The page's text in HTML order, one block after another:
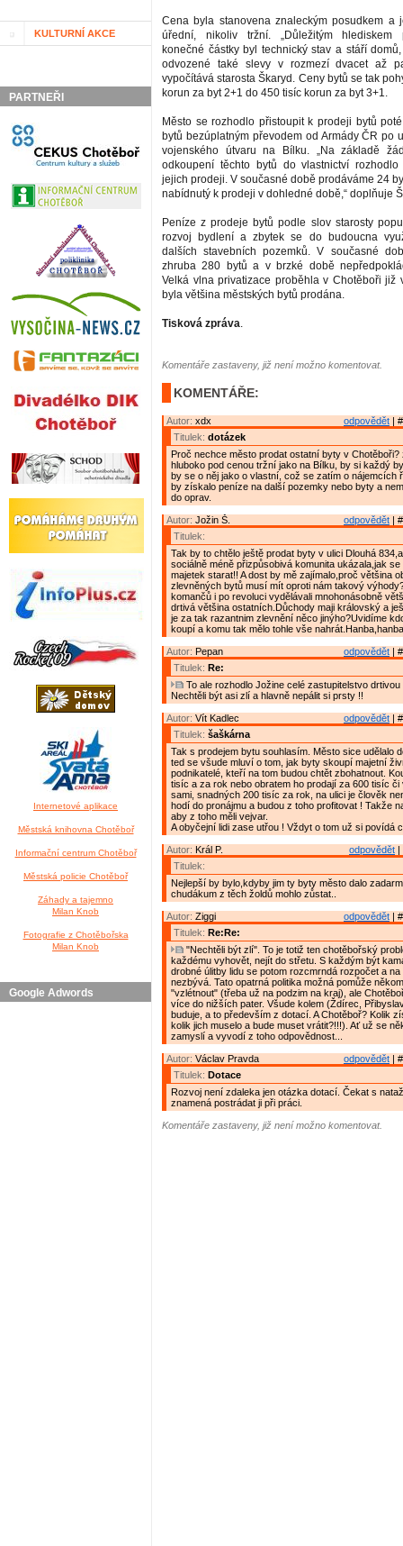
KULTURNÍ AKCE
PARTNEŘI
Internetové aplikace
Městská knihovna Chotěboř
Informační centrum Chotěboř
Městská policie Chotěboř
Záhady a tajemno
Milan Knob
Fotografie z Chotěbořska
Milan Knob
Google Adwords
Cena byla stanovena znaleckým posudkem a
úřední, nikoliv tržní. „Důležitým hlediskem
konečné částky byl technický stav a stáří
odvozené také slevy v rozmezí dvacet až
vypočítává starosta Škaryd. Ceny bytů se tak
korun za byt 2+1 do 450 tisíc korun za byt 3+1.
Město se rozhodlo přistoupit k prodeji bytů
bytů bezúplatným převodem od Armády ČR po
vojenského útvaru na Bílku. „Na základě
odkoupení těchto bytů do vlastnictví rozhodlo
jejich prodeji. V současné době prodáváme 24
nabídnutý k prodeji v dohledné době,“ doplňuje
Peníze z prodeje bytů podle slov starosty
rozvoj bydlení a zbytek se do budoucna
dalších stavebních pozemků. V současné
zhruba 280 bytů a v brzké době
Velká vlna privatizace proběhla v Chotěboři již
byla většina městských bytů prodána.
Tisková zpráva.
Komentáře zastaveny, již není možno komentovat.
KOMENTÁŘE:
odpovědět |
Autor: xdx
Titulek: dotázek
Proč nechce město prodat ostatní byty v Chotěboři?
hluboko pod cenou tržní jako na Bílku, by si každý
by se o něj jako o vlastní, což se zatím o nájemcích
by získalo peníze na další pozemky nebo byty a
do oprav.
odpovědět |
Autor: Jožin Š.
Titulek:
Tak by to chtělo ještě prodat byty v ulici Dlouhá
sociálně méně přizpůsobivá komunita ukázala,jak se
majetek starat!! A dost by mě zajímalo,proč většina
zlevněných bytů musí mít oproti nám takový
komančů i po revoluci vydělávali mnohonásobně
drtivá většina ostatních.Důchody maji královský a
je za tak razantnim zlevnění něco jinýho?Uvidíme
koupí a komu tak mělo tohle vše
odpovědět |
Autor: Pepan
Titulek: Re:
To ale rozhodlo Jožine celé zastupitelstvo
Nechtěli být asi zlí a hlavně nepálit si prsty !!
odpovědět |
Autor: Vít Kadlec
Titulek: šaškárna
Tak s prodejem bytu souhlasím. Město sice udělalo
ted se všude mluví o tom, jak byty skoupí majetní
podnikatelé, kteří na tom budou chtět zbohatnout.
tisíc a za rok nebo obratem ho prodají za 600 tisíc či
sami, snadných 200 tisíc za rok, na ulici je člověk
hodí do pronájmu a budou z toho profitovat ! Takže
aby z toho měli vejvar.
A obyčejní lidi zase utřou ! Vždyt o tom už si povídá
odpovědět |
Autor: Král P.
Titulek:
Nejlepší by bylo,kdyby jim ty byty město dalo
chudákum z těch žoldů mohlo zůstat..
odpovědět |
Autor: Ziggi
Titulek: Re:Re:
"Nechtěli být zlí". To je totiž ten chotěbořský
každému vyhovět, nejít do střetu. S každým být
drobné úlitby lidu se potom rozcmrndá rozpočet a
nezbývá. Tato opatrná politika možná pomůže
"vzlétnout" (třeba už na podzim na kraj), ale
více do nižších pater. Všude kolem (Ždírec,
buduje, a to především z dotací. A Chotěboř? Kolik
kolik jich muselo a bude muset vrátit?!!!). Ať už se
zamyslí a vyvodí z toho odpovědnost...
odpovědět |
Autor: Václav Pravda
Titulek: Dotace
Rozvoj není zdaleka jen otázka dotací. Čekat s
znamená postrádat ji při práci.
Komentáře zastaveny, již není možno komentovat.